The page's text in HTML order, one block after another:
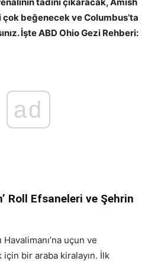
beğenecek ve Columbus’ta
İşte ABD Ohio Gezi Rehberi:
ad
Roll Efsaneleri ve Şehrin
uçun ve
bir araba kiralayın. İlk